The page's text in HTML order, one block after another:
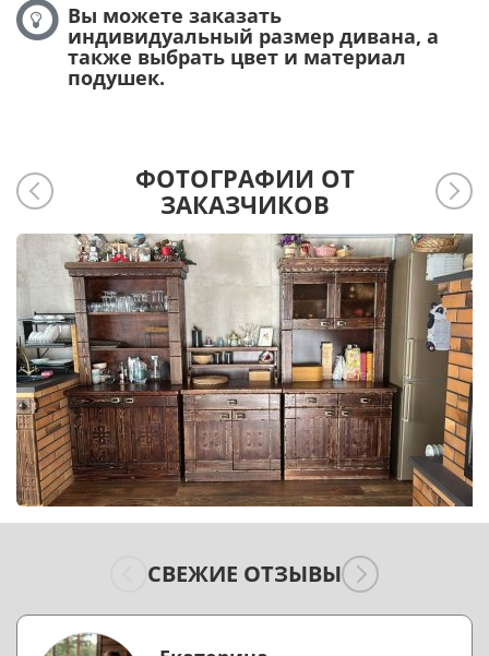
Вы можете заказать
индивидуальный размер дивана, а
также выбрать цвет и материал
подушек.
ФОТОГРАФИИ ОТ
ЗАКАЗЧИКОВ
СВЕЖИЕ ОТЗЫВЫ